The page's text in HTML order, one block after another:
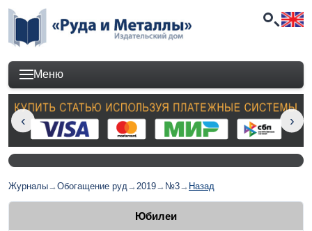
Меню
Журналы→Обогащение руд→2019→ №3→ Назад
Юбилеи